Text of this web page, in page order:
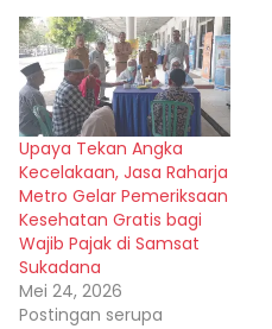
Upaya Tekan Angka
Kecelakaan, Jasa Raharja
Metro Gelar Pemeriksaan
Kesehatan Gratis bagi
Wajib Pajak di Samsat
Sukadana
Mei 24, 2026
Postingan serupa